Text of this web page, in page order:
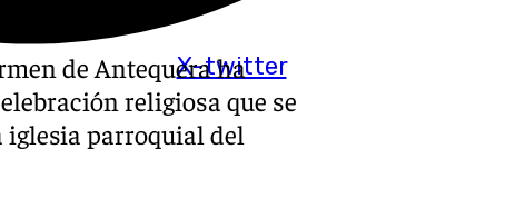
X-twitter
de Antequera ha
religiosa que se
iglesia parroquial del